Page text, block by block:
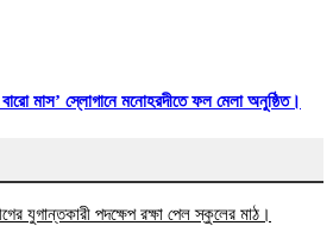
মাস’ স্লোগানে মনোহরদীতে ফল মেলা অনুষ্ঠিত।
যুগান্তকারী পদক্ষেপ রক্ষা পেল স্কুলের মাঠ।